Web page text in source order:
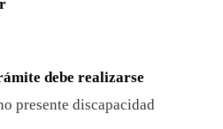
debe realizarse
presente discapacidad